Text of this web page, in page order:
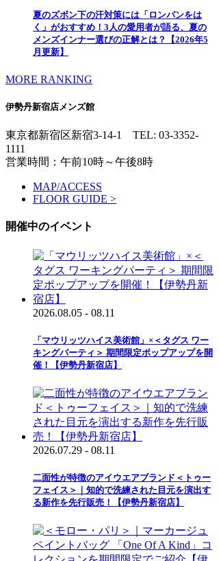
夏のズボン下の汗対策には「ロンパンをは
く」がおすすめ！3人の愛用者が語る、夏の
メンズインナー選びの正解とは？【2026年5
月更新】
MORE RANKING
伊勢丹新宿店メンズ館
東京都新宿区新宿3-14-1 TEL: 03-3352-
1111
営業時間：午前10時～午後8時
MAP/ACCESS
FLOOR GUIDE >
開催中のイベント
2026.08.05 - 08.11
「マウリッツハイス美術館」×＜タグス ワー
キングパーティ＞ 期間限定ポップアップを開
催！【伊勢丹新宿店】
2026.07.29 - 08.11
二面性が特徴のアイウエアブランド＜トゥー
フェイス＞｜知的で洗練された目元を演出す
る新作を先行販売！【伊勢丹新宿店】